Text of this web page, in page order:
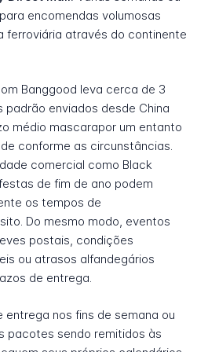
encomendas volumosas
ferroviária através do continente
Banggood leva cerca de 3
padrão enviados desde China
médio mascarapor um entanto
conforme as circunstâncias.
comercial como Black
de fim de ano podem
os tempos de
Do mesmo modo, eventos
postais, condições
ou atrasos alfandegários
de entrega.
entrega nos fins de semana ou
pacotes sendo remitidos às